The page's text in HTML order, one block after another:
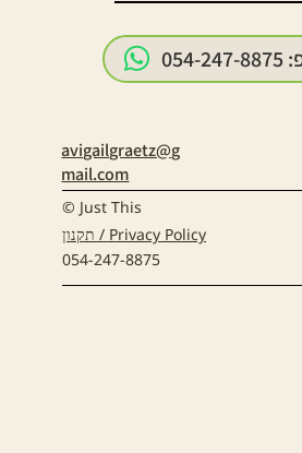
avigailgraetz@g
mail.com
© Just This
תקנון / Privacy Policy
054-247-8875